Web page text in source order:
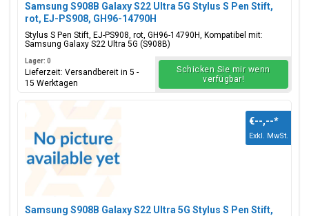
Samsung S908B Galaxy S22 Ultra 5G Stylus S Pen Stift,
rot, EJ-PS908, GH96-14790H
Stylus S Pen Stift, EJ-PS908, rot, GH96-14790H, Kompatibel mit:
Samsung Galaxy S22 Ultra 5G (S908B)
Lager: 0
Lieferzeit: Versandbereit in 5 -
15 Werktagen
Schicken Sie mir wenn
verfügbar!
Samsung S908B Galaxy S22 Ultra 5G Stylus S Pen Stift,
€--,--*
Exkl. MwSt.